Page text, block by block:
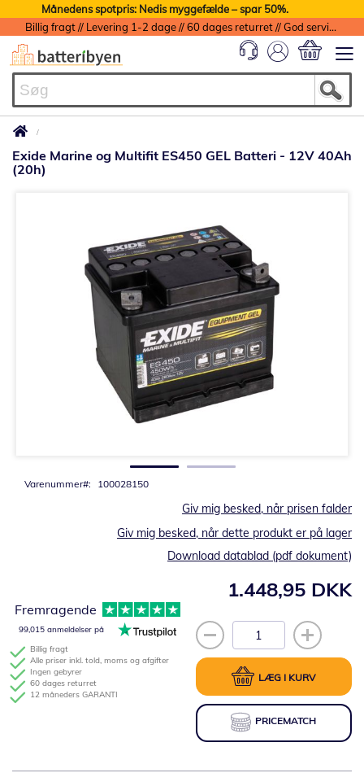
Månedens spotpris: Nedis myggefælde – spar 50%.
Billig fragt // Levering 1-2 dage // 60 dages returret // God service med garanti
Exide Marine og Multifit ES450 GEL Batteri - 12V 40Ah
(20h)
Varenummer 100028150
1.448,95 DKK
Giv mig besked, når prisen falder
Giv mig besked, når dette produkt er på lager
LÆG I KURV
PRICEMATCH
Billig fragt
Alle priser inkl. told, moms og afgifter
Ingen gebyrer
60 dages returret
12 måneders GARANTI
Fremragende
99,015 anmeldelser på
Download datablad (pdf dokument)